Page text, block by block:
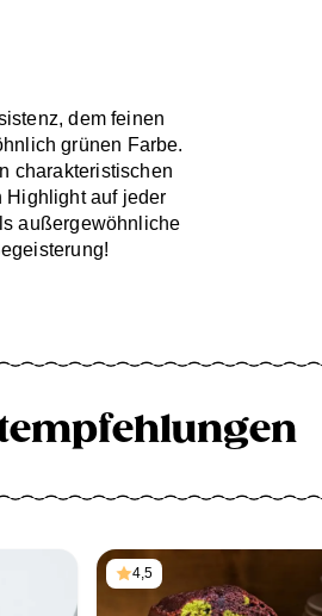
dem feinen
grünen Farbe.
charakteristischen
Highlight auf jeder
außergewöhnliche
4,5